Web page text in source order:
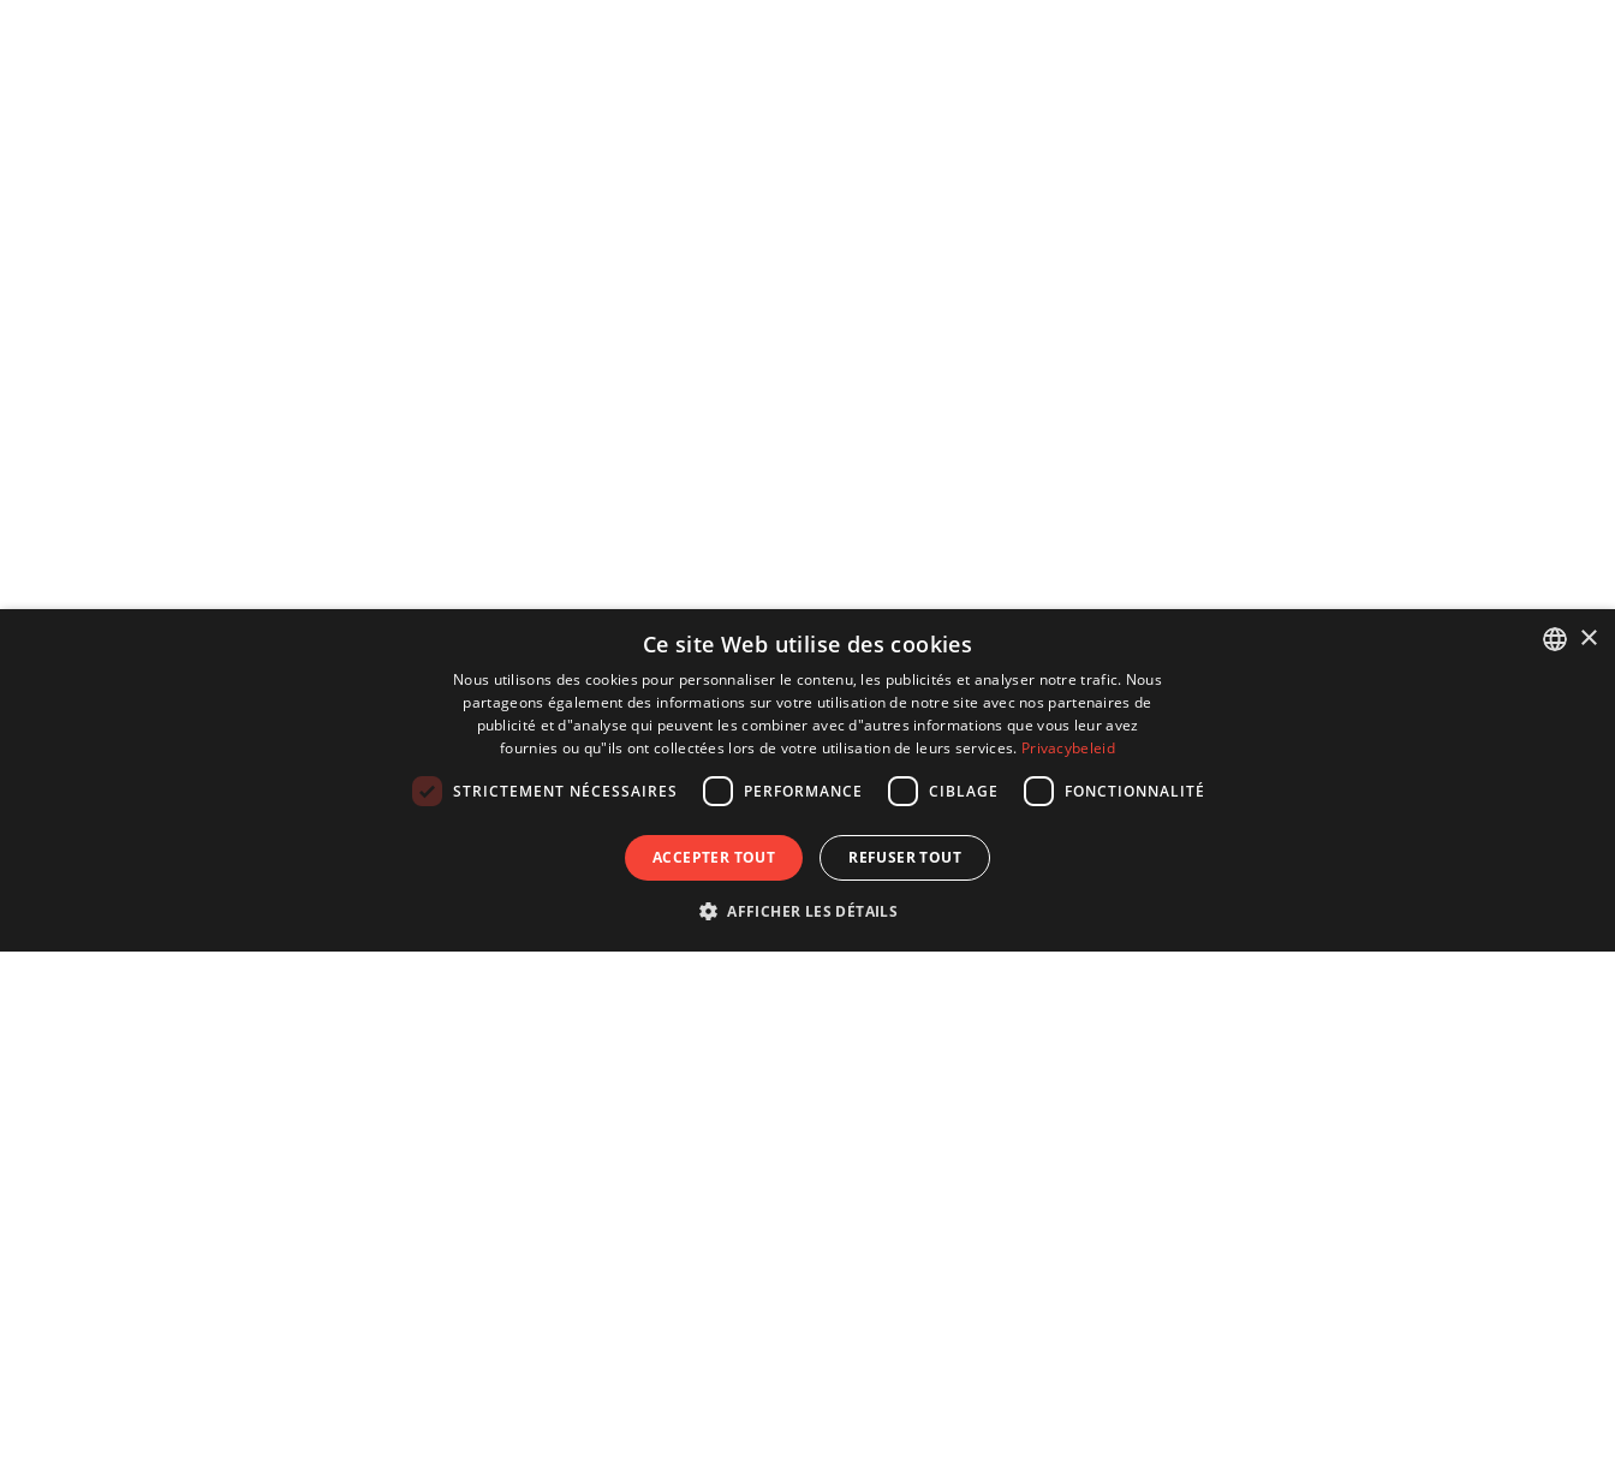
×
Ce site Web utilise des cookies
Nous utilisons des cookies pour personnaliser le contenu, les publicités et analyser notre trafic. Nous
partageons également des informations sur votre utilisation de notre site avec nos partenaires de
publicité et d"analyse qui peuvent les combiner avec d"autres informations que vous leur avez
fournies ou qu"ils ont collectées lors de votre utilisation de leurs services. Privacybeleid
STRICTEMENT NÉCESSAIRES PERFORMANCE CIBLAGE FONCTIONNALITÉ
ACCEPTER TOUT REFUSER TOUT
AFFICHER LES DÉTAILS